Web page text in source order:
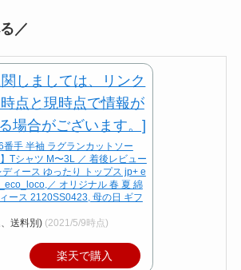
／
番手 半袖 ラグランカットソー
Tシャツ M〜3L ／ 着後レビュー
ィース ゆったり トップス jp+ e
／ オリジナル 春 夏 綿
ース 2120SS0423, 母の日 ギフ
送料別) (2021/5/9時点)
楽天で購入